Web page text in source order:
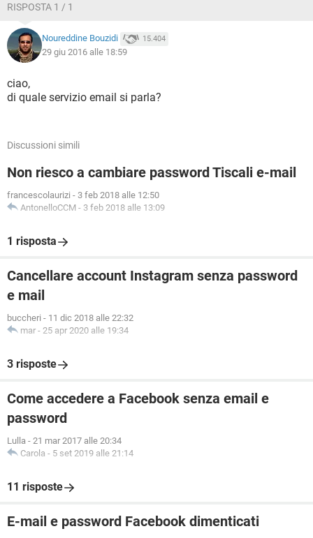
RISPOSTA 1 / 1
Noureddine Bouzidi 15.404
29 giu 2016 alle 18:59
ciao,
di quale servizio email si parla?
Discussioni simili
Non riesco a cambiare password Tiscali e-mail
francescolaurizi - 3 feb 2018 alle 12:50
AntonelloCCM - 3 feb 2018 alle 13:09
1 risposta
Cancellare account Instagram senza password
e mail
buccheri - 11 dic 2018 alle 22:32
mar - 25 apr 2020 alle 19:34
3 risposte
Come accedere a Facebook senza email e
password
Lulla - 21 mar 2017 alle 20:34
Carola - 5 set 2019 alle 21:14
11 risposte
E-mail e password Facebook dimenticati